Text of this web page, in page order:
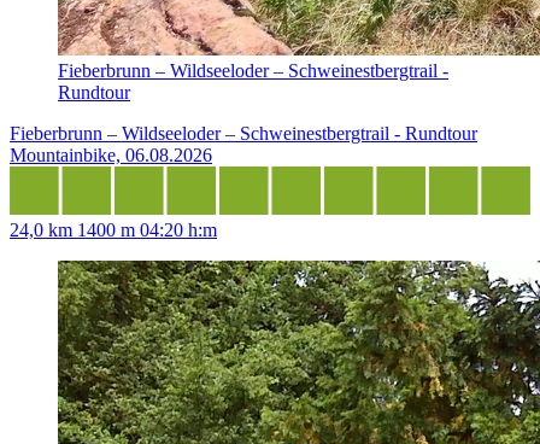
Fieberbrunn – Wildseeloder – Schweinestbergtrail -
Rundtour
Fieberbrunn – Wildseeloder – Schweinestbergtrail - Rundtour
Mountainbike, 06.08.2026
24,0 km 1400 m 04:20 h:m